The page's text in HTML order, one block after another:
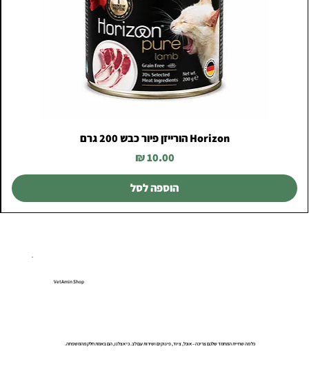
Horizon הורייזן פיור כבש 200 גרם
מחיר
הוספה לסל
VetAmin Shop
כל מה שחיית המחמד שלכם צריכה – אוכל, ציוד, פינוקים ושירות עם לב. כי אצלנו, הם באמת חלק מהמשפחה.